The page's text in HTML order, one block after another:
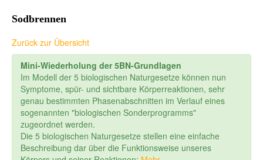
Sodbrennen
Zurück zur Übersicht
Mini-Wiederholung der 5BN-Grundlagen
Im Modell der 5 biologischen Naturgesetze können nun
Symptome, spür- und sichtbare Körperreaktionen, sehr
genau bestimmten Phasenabschnitten im Verlauf eines
sogenannten "biologischen Sonderprogramms"
zugeordnet werden.
Die 5 biologischen Naturgesetze stellen eine einfache
Beschreibung dar über die Funktionsweise unseres